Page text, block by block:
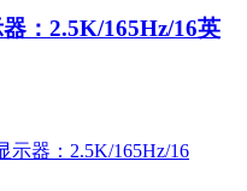
：2.5K/165Hz/16英